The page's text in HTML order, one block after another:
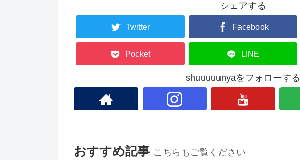
シェアする
Twitter Facebook
Pocket LINE
shuuuuunyaをフォローする
おすすめ記事 こちらもご覧ください